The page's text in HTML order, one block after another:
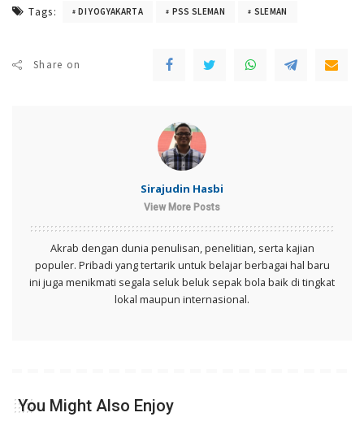
Tags: DI YOGYAKARTA PSS SLEMAN SLEMAN
Share on
Sirajudin Hasbi
View More Posts
Akrab dengan dunia penulisan, penelitian, serta kajian
populer. Pribadi yang tertarik untuk belajar berbagai hal baru
ini juga menikmati segala seluk beluk sepak bola baik di tingkat
lokal maupun internasional.
You Might Also Enjoy